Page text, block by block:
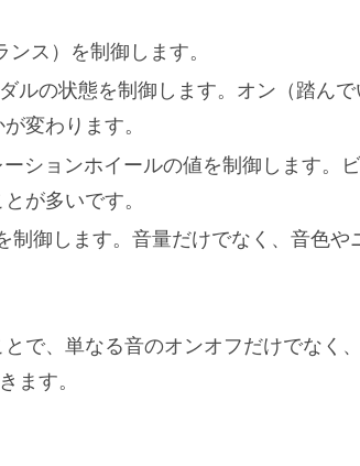
ス）を制御します。
ルの状態を制御します。オン（踏ん
変わります。
ションホイールの値を制御します。
が多いです。
制御します。音量だけでなく、音色や
で、単なる音のオンオフだけでなく
ます。